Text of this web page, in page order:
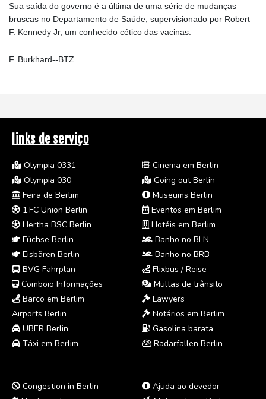
Sua saída do governo é a última de uma série de mudanças
bruscas no Departamento de Saúde, supervisionado por Robert
F. Kennedy Jr, um conhecido cético das vacinas.
F. Burkhard--BTZ
links de serviço
Olympia 0331
Olympia 030
Feira de Berlim
1.FC Union Berlin
Hertha BSC Berlin
Füchse Berlin
Eisbären Berlin
BVG Fahrplan
Comboio Informações
Barco em Berlim
Airports Berlin
UBER Berlin
Táxi em Berlim
Cinema em Berlin
Going out Berlin
Museums Berlin
Eventos em Berlim
Hotéis em Berlim
Banho no BLN
Banho no BRB
Flixbus / Reise
Multas de trânsito
Lawyers
Notários em Berlim
Gasolina barata
Radarfallen Berlin
Congestion in Berlin
Ajuda ao devedor